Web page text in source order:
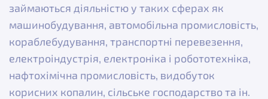
займаються діяльністю у таких сферах як
машинобудування, автомобільна промисловість,
кораблебудування, транспортні перевезення,
електроіндустрія, електроніка і робототехніка,
нафтохімічна промисловість, видобуток
корисних копалин, сільське господарство та ін.